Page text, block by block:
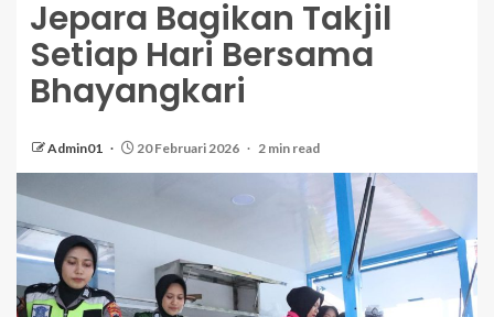
Jepara Bagikan Takjil
Setiap Hari Bersama
Bhayangkari
Admin01 20 Februari 2026 2 min read